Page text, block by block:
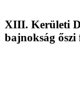
XIII. Kerületi
bajnokság